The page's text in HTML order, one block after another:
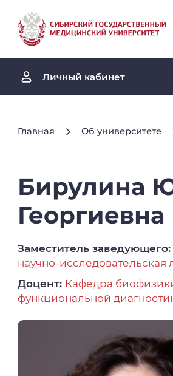
Личный кабинет
Главная Об университете
Бирулина
Георгиевна
Заместитель заведующего:
научно-исследовательская
Доцент: Кафедра
функциональной